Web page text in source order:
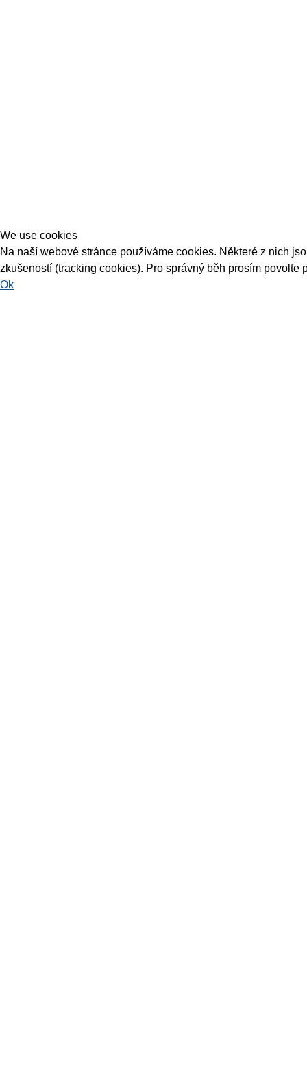
We use cookies
Na naší webové stránce používáme cookies. Některé z nich
zkušeností (tracking cookies). Pro správný běh prosím povolte
Ok